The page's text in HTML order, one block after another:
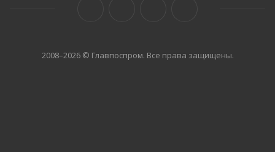
2008–2026 © Главпоспром. Все права защищены.